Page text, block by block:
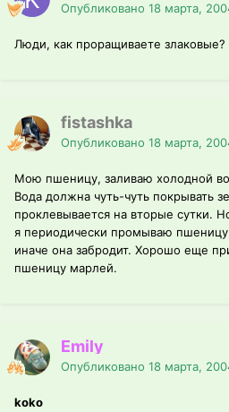
Опубликовано 18 марта,
Люди, как проращиваете злаковые?
fistashka
Опубликовано 18 марта,
Мою пшеницу, заливаю холодной
Вода должна чуть-чуть покрывать
проклевывается на вторые сутки.
я периодически промываю
иначе она забродит. Хорошо еще
пшеницу марлей.
Emily
Опубликовано 18 марта,
koko